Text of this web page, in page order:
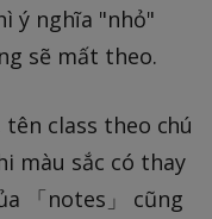
ý nghĩa "nhỏ"
sẽ mất theo.
class theo chú
màu sắc có thay
「notes」 cũng